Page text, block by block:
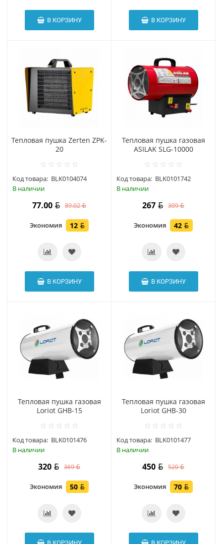
В КОРЗИНУ В КОРЗИНУ
Тепловая пушка Zerten ZPK-
20
Код товара: BLK0104074
В наличии
77.00 89.02
Экономия 12
В КОРЗИНУ
Тепловая пушка газовая
ASILAK SLG-10000
Код товара: BLK0101742
В наличии
267 309
Экономия 42
В КОРЗИНУ
Тепловая пушка газовая
Loriot GHB-15
Код товара: BLK0101476
В наличии
320 369
Экономия 50
Тепловая пушка газовая
Loriot GHB-30
Код товара: BLK0101477
В наличии
450 520
Экономия 70